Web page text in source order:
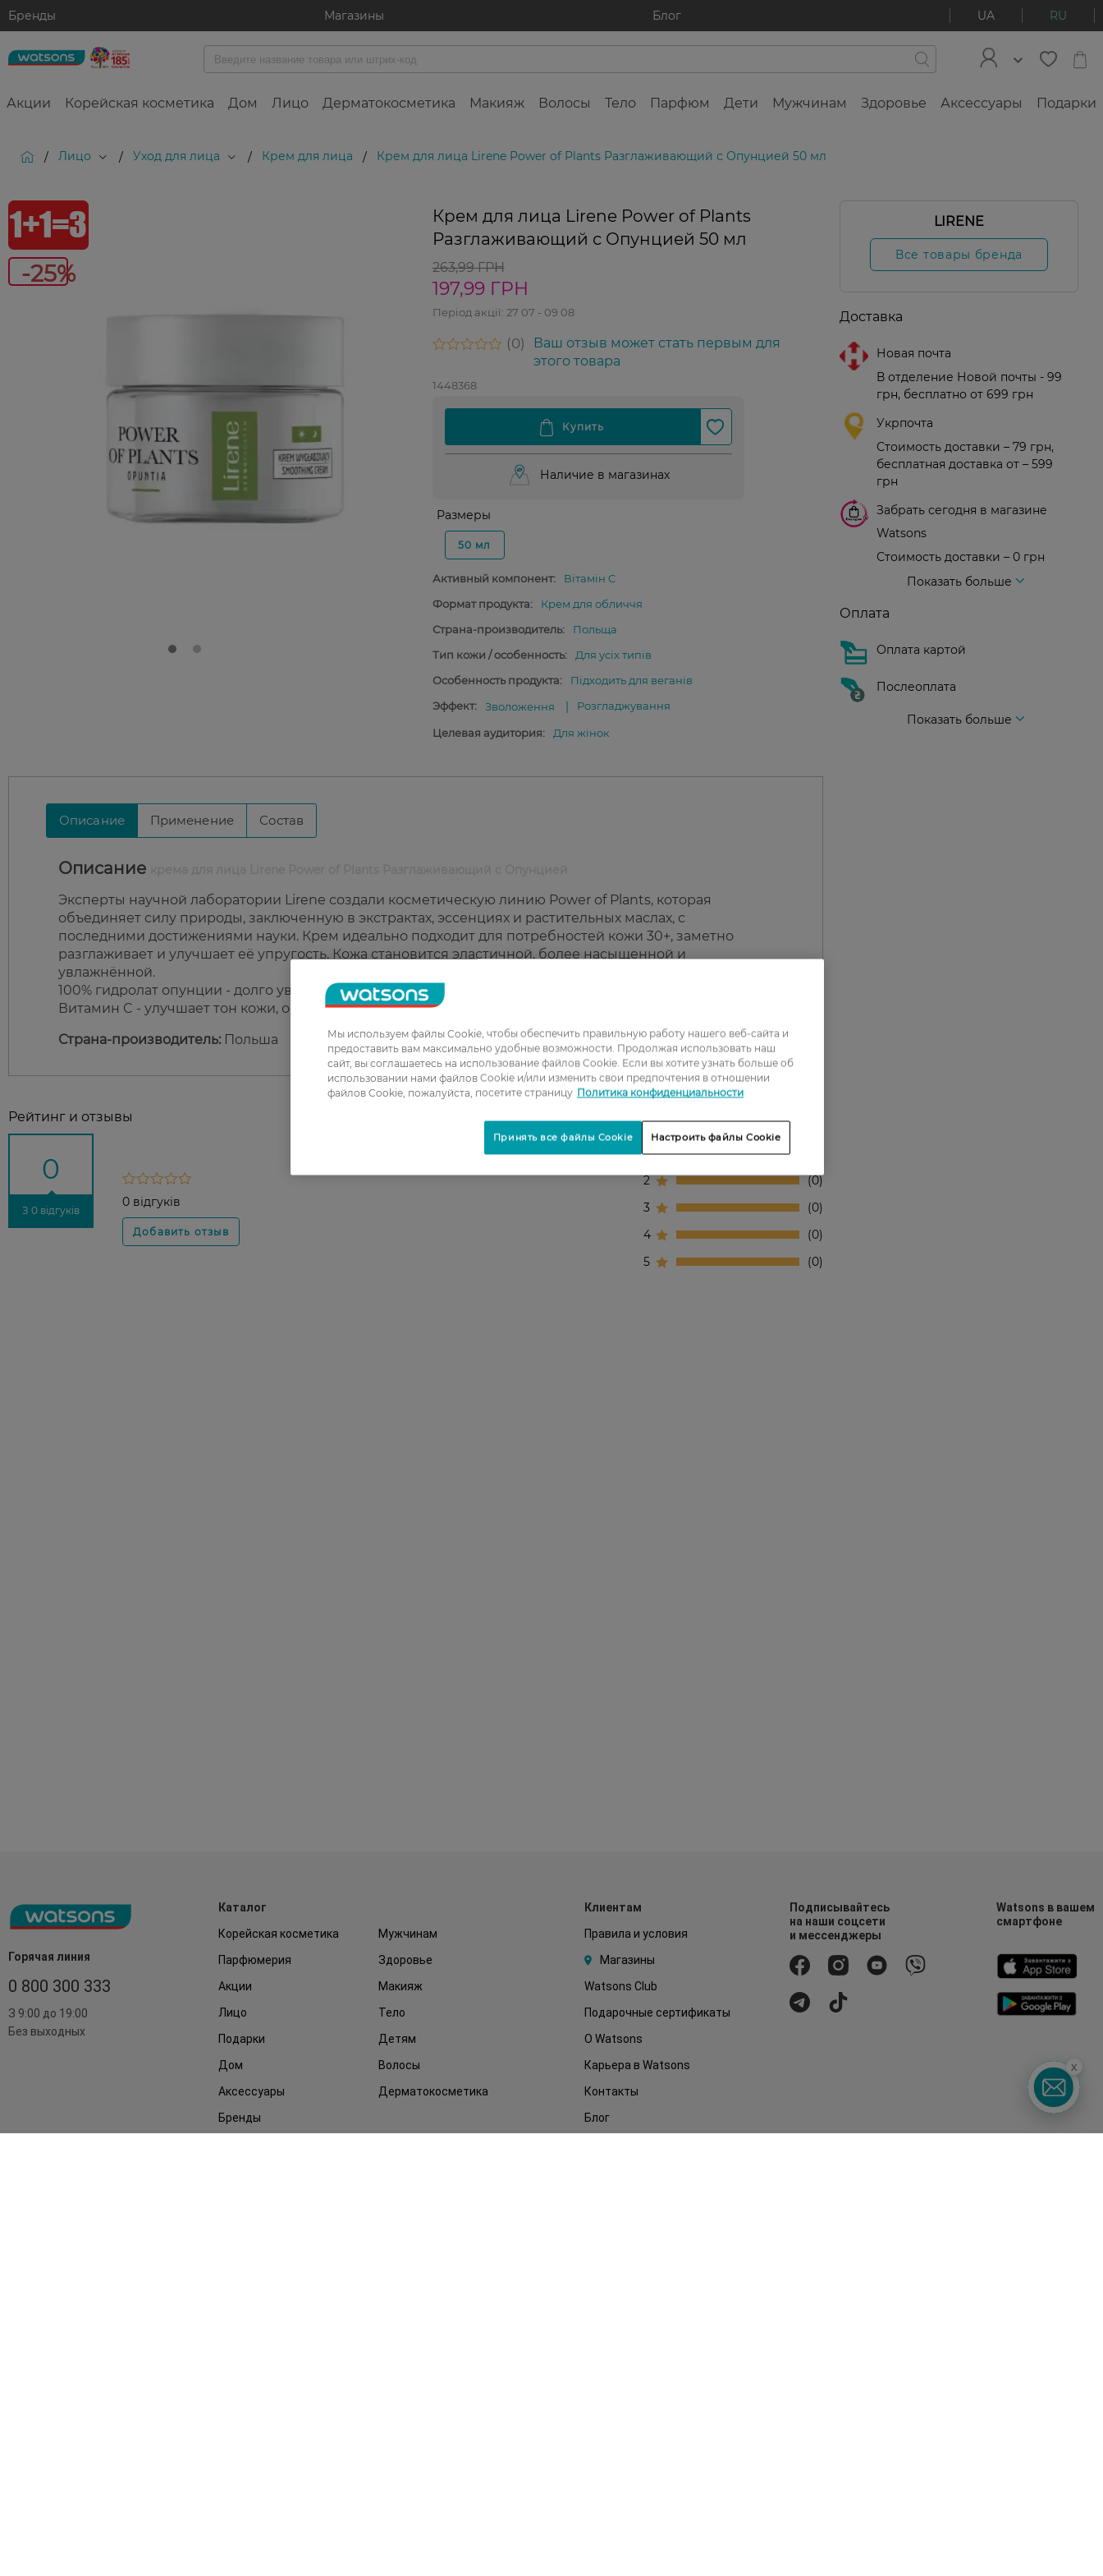
Бренды Магазины Блог UA RU
Акции Корейская косметика Дом Лицо Дерматокосметика Макияж Волосы Тело Парфюм Дети Мужчинам Здоровье Аксессуары Подарки
/ Лицо / Уход для лица / Крем для лица / Крем для лица Lirene Power of Plants Разглаживающий с Опунцией 50 мл
-25%
Крем для лица Lirene Power of Plants
Разглаживающий с Опунцией 50 мл
263,99 ГРН
197,99 ГРН
Період акції: 27 07 - 09 08
0
Ваш отзыв может стать первым для
этого товара
1448368
Наличие в магазинах
Размеры
50 мл
Активный компонент:
Вітамін C
Формат продукта:
Крем для обличчя
Страна-производитель:
Польща
Тип кожи / особенность:
Для усіх типів
Особенность продукта:
Підходить для веганів
Эффект:
Зволоження Розгладжування
Целевая аудитория: Для жінок
Описание Применение Состав
Описание
Эксперты научной лаборатории Lirene создали косметическую линию Power of Plants, которая
объединяет силу природы, заключенную в экстрактах, эссенциях и растительных маслах, с
последними достижениями науки. Крем идеально подходит для потребностей кожи 30+, заметно
разглаживает и улучшает её упругость. Кожа становится эластичной, более насыщенной и
увлажнённой.
100% гидролат опунции - долго увлажняет и разглаживает.
Витамин C - улучшает тон кожи, осветляет и интенсивно восстанавливает.
Страна-производитель: Польша
Рейтинг и отзывы
0
З 0 відгуків
0 відгуків
1
2
0
3
0
4
0
5
0
LIRENE
Все товары бренда
Доставка
Новая почта
В отделение Новой почты - 99
грн, бесплатно от 699 грн
Укрпочта
Стоимость доставки – 79 грн,
бесплатная доставка от – 599
грн
Забрать сегодня в магазине
Watsons
Стоимость доставки – 0 грн
Показать больше
Оплата
Оплата картой
Послеоплата
Показать больше
Горячая линия
0 800 300 333
З 9:00 до 19:00
Без выходных
Каталог
Корейская косметика
Мужчинам
Парфюмерия
Здоровье
Акции
Макияж
Лицо
Тело
Подарки
Детям
Дом
Волосы
Аксессуары
Дерматокосметика
Бренды
Клиентам
Правила и условия
Магазины
Watsons Club
Подарочные сертификаты
О Watsons
Карьера в Watsons
Контакты
Блог
Подписывайтесь
на наши соцсети
и мессенджеры
Watsons в вашем
смартфоне
x
Мы используем файлы Cookie, чтобы обеспечить правильную работу нашего веб-сайта и
предоставить вам максимально удобные возможности. Продолжая использовать наш
сайт, вы соглашаетесь на использование файлов Cookie. Если вы хотите узнать больше об
использовании нами файлов Cookie и/или изменить свои предпочтения в отношении
файлов Cookie, пожалуйста, посетите страницу Политика конфиденциальности
Настроить файлы Cookie
Принять все файлы Cookie